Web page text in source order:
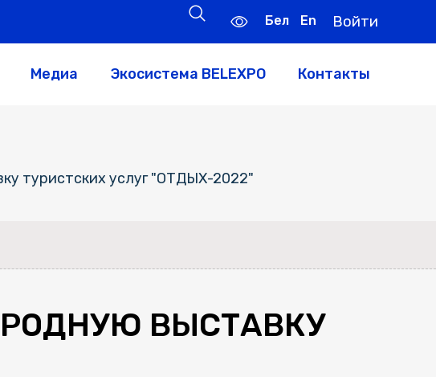
Бел En Войти
Медиа Экосистема BELEXPO Контакты
туристских услуг "ОТДЫХ-2022"
ВЫСТАВКУ